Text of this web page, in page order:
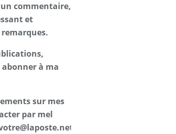
commentaire,
et
à ma
sur mes
par mel